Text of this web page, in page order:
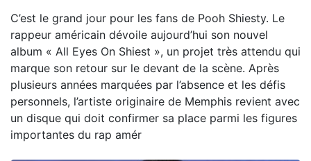
C’est le grand jour pour les fans de Pooh Shiesty. Le
rappeur américain dévoile aujourd’hui son nouvel
album « All Eyes On Shiest », un projet très attendu qui
marque son retour sur le devant de la scène. Après
plusieurs années marquées par l’absence et les défis
personnels, l’artiste originaire de Memphis revient avec
un disque qui doit confirmer sa place parmi les figures
importantes du rap amér